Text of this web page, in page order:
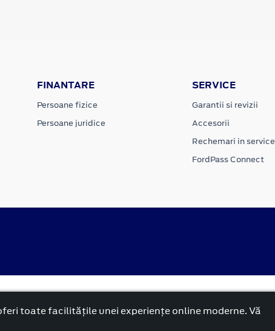
FINANTARE
Persoane fizice
Persoane juridice
SERVICE
Garantii si revizii
Accesorii
Rechemari in service
FordPass Connect
toate facilitățile unei experiențe online moderne. Vă